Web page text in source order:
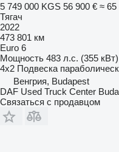
5 749 000 KGS 56 900 € ≈ 65
Тягач
2022
473 801 км
Euro 6
Мощность 483 л.с. (355 кВт)
4x2 Подвеска
Венгрия, Budapest
DAF Used Truck Center
Связаться с продавцом